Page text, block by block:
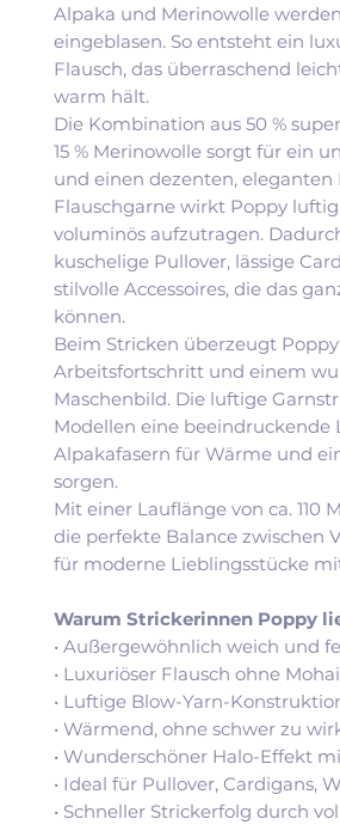
Alpaka und Merinowolle
eingeblasen. So entsteht ein
Flausch, das überraschend
warm hält.
Die Kombination aus 50 %
15 % Merinowolle sorgt für ein
und einen dezenten, eleganten
Flauschgarne wirkt Poppy
voluminös aufzutragen.
kuschelige Pullover, lässige
stilvolle Accessoires, die das
können.
Beim Stricken überzeugt
Arbeitsfortschritt und einem
Maschenbild. Die luftige
Modellen eine
Alpakafasern für Wärme und
sorgen.
Mit einer Lauflänge von ca.
die perfekte Balance zwischen
für moderne Lieblingsstücke
Warum Strickerinnen Poppy
• Außergewöhnlich weich und
• Luxuriöser Flausch ohne
• Luftige Blow-Yarn-
• Wärmend, ohne schwer zu
• Wunderschöner Halo-Effekt
• Ideal für Pullover, Cardigans,
• Schneller Strickerfolg durch